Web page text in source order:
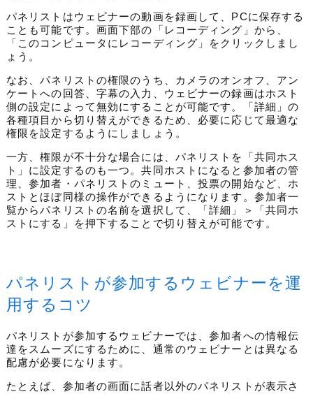
パネリストはウェビナーの動画を録画して、PCに保存する
ことも可能です。画面下部の「レコーディング」から、
「このコンピュータにレコーディング」をクリックしまし
ょう。
なお、パネリストの権限のうち、カメラのオンオフ、アン
ケートへの回答、字幕の入力、ウェビナーの録画はホスト
側の設定によって無効にすることが可能です。「詳細」の
各種項目から切り替えができるため、必要に応じて最適な
権限を設定するようにしましょう。
一方、権限が不十分な場合には、パネリストを「共同ホス
ト」に設定するのも一つ。共同ホストになると参加者の管
理、参加者・パネリストのミュート、投票の開始など、ホ
ストとほぼ同様の操作ができるようになります。参加者一
覧からパネリストの名前を選択して、「詳細」＞「共同ホ
ストにする」を押下することで切り替えが可能です。
パネリストが参加するウェビナーを運
用するコツ
パネリストが参加するウェビナーでは、参加者への情報伝
達をスムーズにするために、通常のウェビナーとは異なる
配慮が必要になります。
たとえば、参加者の画面に話者以外のパネリストが表示さ